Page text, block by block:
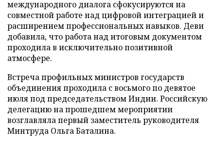
международного диалога сфокусируются на
совместной работе над цифровой интеграцией и
расширением профессиональных навыков. Деви
добавила, что работа над итоговым документом
проходила в исключительно позитивной
атмосфере.
Встреча профильных министров государств
объединения проходила с восьмого по девятое
июля под председательством Индии. Российскую
делегацию на прошедшем мероприятии
возглавляла первый заместитель руководителя
Минтруда Ольга Баталина.